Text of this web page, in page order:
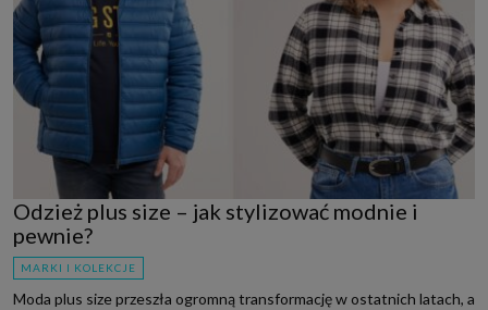
Odzież plus size – jak stylizować modnie i
pewnie?
MARKI I KOLEKCJE
Moda plus size przeszła ogromną transformację w ostatnich latach, a